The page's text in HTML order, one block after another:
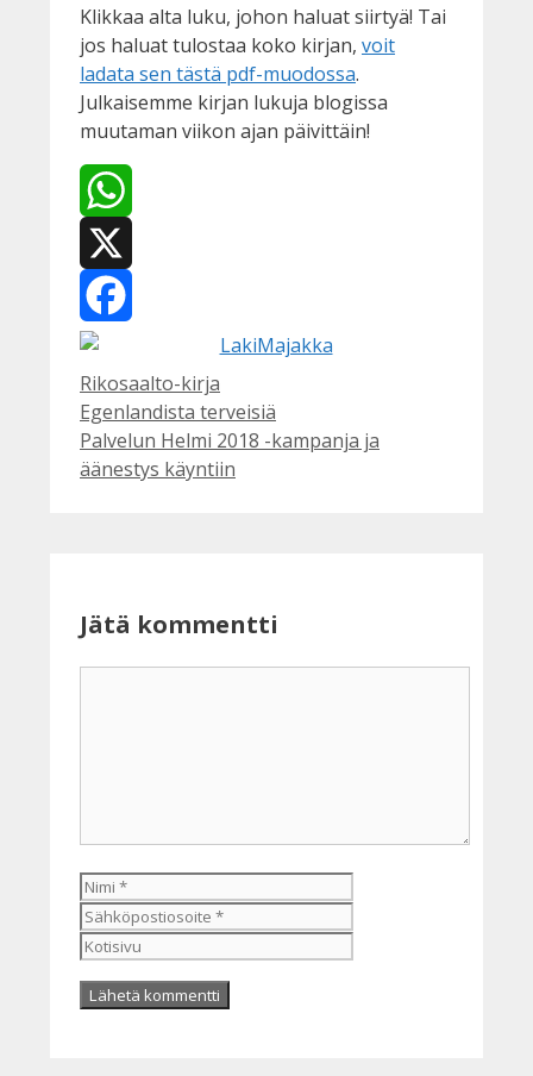
Klikkaa alta luku, johon haluat siirtyä! Tai
jos haluat tulostaa koko kirjan, voit
ladata sen tästä pdf-muodossa.
Julkaisemme kirjan lukuja blogissa
muutaman viikon ajan päivittäin!
WhatsApp
X
Facebook
Kategoriat
Rikosaalto-kirja
Egenlandista terveisiä
Palvelun Helmi 2018 -kampanja ja
äänestys käyntiin
Jätä kommentti
Nimi